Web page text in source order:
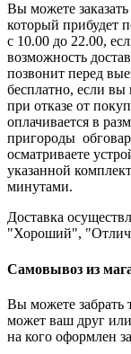
Вы можете
который прибудет
с 10.00 до 22.00,
возможность
позвонит перед
бесплатно, если вы
при отказе от
оплачивается в
пригороды
осматриваете
указанной
минутами.
Доставка
"Хороший",
Самовывоз из
Вы можете забрать
может ваш друг
на кого оформлен